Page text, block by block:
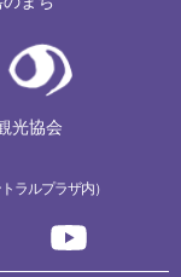
光協会
ラルプラザ内）